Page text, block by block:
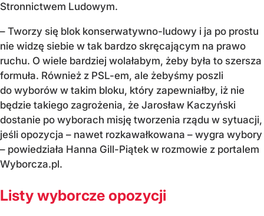
Stronnictwem Ludowym.
– Tworzy się blok konserwatywno-ludowy i ja po prostu
nie widzę siebie w tak bardzo skręcającym na prawo
ruchu. O wiele bardziej wolałabym, żeby była to szersza
formuła. Również z PSL-em, ale żebyśmy poszli
do wyborów w takim bloku, który zapewniałby, iż nie
będzie takiego zagrożenia, że Jarosław Kaczyński
dostanie po wyborach misję tworzenia rządu w sytuacji,
jeśli opozycja – nawet rozkawałkowana – wygra wybory
– powiedziała Hanna Gill-Piątek w rozmowie z portalem
Wyborcza.pl.
Listy wyborcze opozycji